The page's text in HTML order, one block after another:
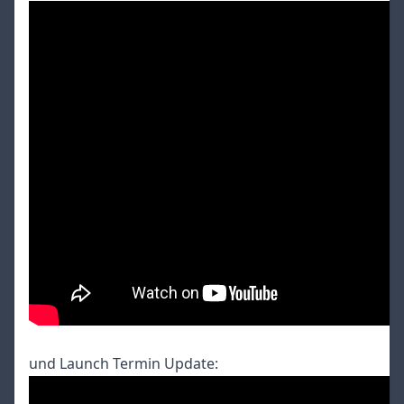
und Launch Termin Update: